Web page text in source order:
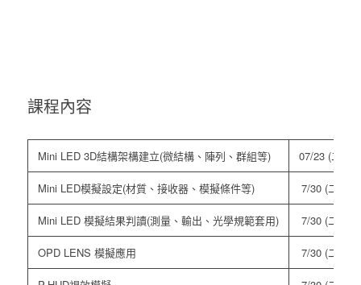
課程內容
Mini LED 3D結構架構建立(微結構、陣列、群組等) 07/23 (二)
Mini LED模擬設定(材質、接收器、模擬條件等) 7/30 (二)
Mini LED 模擬結果判讀(測量、輸出、光學規範套用) 7/30 (二)
OPD LENS 模擬應用 7/30 (二)